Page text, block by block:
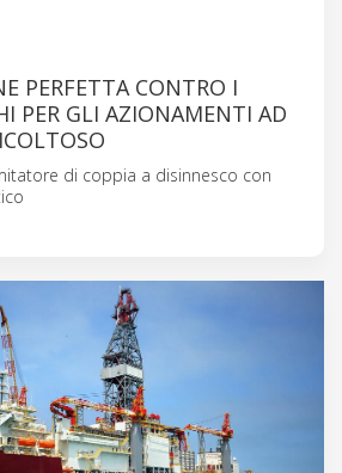
PERFETTA CONTRO I
PER GLI AZIONAMENTI AD
di coppia a disinnesco con